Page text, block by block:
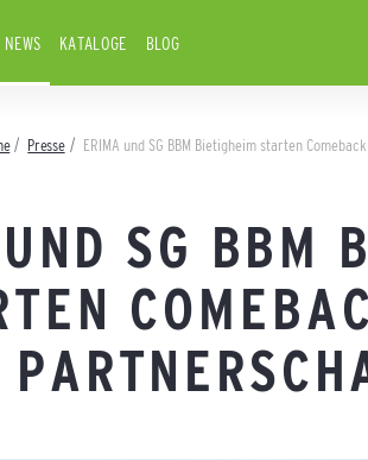
NEWS KATALOGE BLOG
Presse ERIMA und SG BBM Bietigheim starten
SG BBM